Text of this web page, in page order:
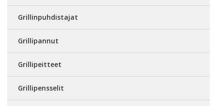
Grillinpuhdistajat
Grillipannut
Grillipeitteet
Grillipensselit